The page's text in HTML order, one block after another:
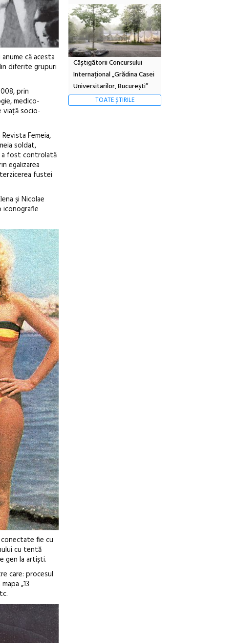
anume că acesta
diferite grupuri
prin
medico-
viață socio-
Femeia,
soldat,
a fost controlată
egalizarea
fustei
și Nicolae
iconografie
fie cu
cu tentă
gen la artiști.
care: procesul
„13
Câștigătorii Concursului
Internațional „Grădina Casei
Universitarilor, București”
TOATE ȘTIRILE